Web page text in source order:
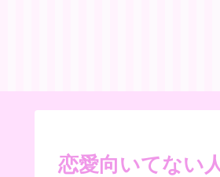
恋愛向いてない